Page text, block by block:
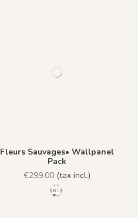
Fleurs Sauvages• Wallpanel
Pack
€299.00(tax incl.)
R008 - Parchemin